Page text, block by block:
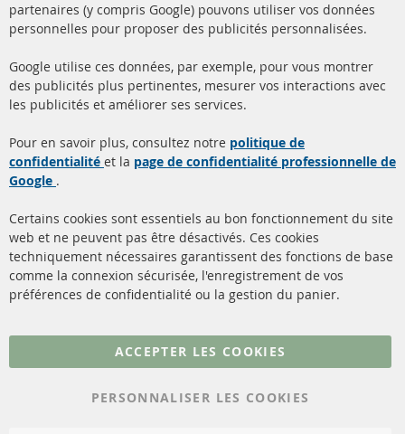
+49 (0) 4533 799000
info@contra-automotive.de
facebook
instagram
Filtres à particules diesel
(FPD)
Catalyseur (CAT)
Capteurs
Matériel de montage
à propos de nous
livraison
Contact
Résilier le contrat
Plus de liens
Conditions générales
partenaires (y compris Google) pouvons utiliser vos données
personnelles pour proposer des publicités personnalisées.
Google utilise ces données, par exemple, pour vous montrer
des publicités plus pertinentes, mesurer vos interactions avec
les publicités et améliorer ses services.
Pour en savoir plus, consultez notre politique de
confidentialité et la page de confidentialité professionnelle de
Google .
Certains cookies sont essentiels au bon fonctionnement du site
web et ne peuvent pas être désactivés. Ces cookies
techniquement nécessaires garantissent des fonctions de base
comme la connexion sécurisée, l'enregistrement de vos
préférences de confidentialité ou la gestion du panier.
ACCEPTER LES COOKIES
PERSONNALISER LES COOKIES